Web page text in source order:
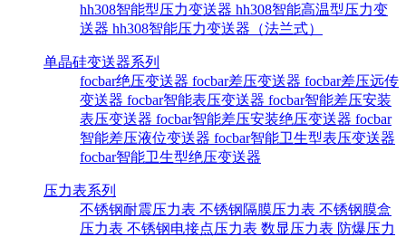
hh308智能型压力变送器 hh308智能高温型压力变
送器 hh308智能压力变送器（法兰式）
单晶硅变送器系列
focbar绝压变送器 focbar差压变送器 focbar差压远传
变送器 focbar智能表压变送器 focbar智能差压安装
表压变送器 focbar智能差压安装绝压变送器 focbar
智能差压液位变送器 focbar智能卫生型表压变送器
focbar智能卫生型绝压变送器
压力表系列
不锈钢耐震压力表 不锈钢隔膜压力表 不锈钢膜盒
压力表 不锈钢电接点压力表 数显压力表 防爆压力